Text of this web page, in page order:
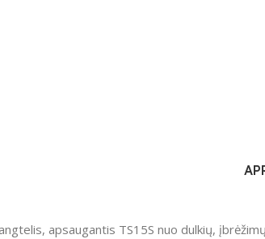
apsaugantis TS15S nuo dulkių,